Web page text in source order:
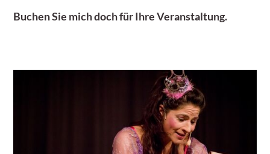
Buchen Sie mich doch für Ihre Veranstaltung.